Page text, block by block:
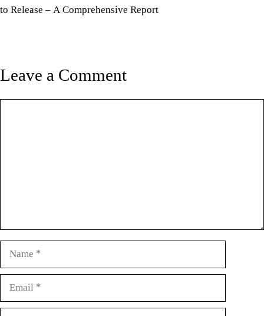
to Release – A Comprehensive Report
Leave a Comment
Comment
Name
Email